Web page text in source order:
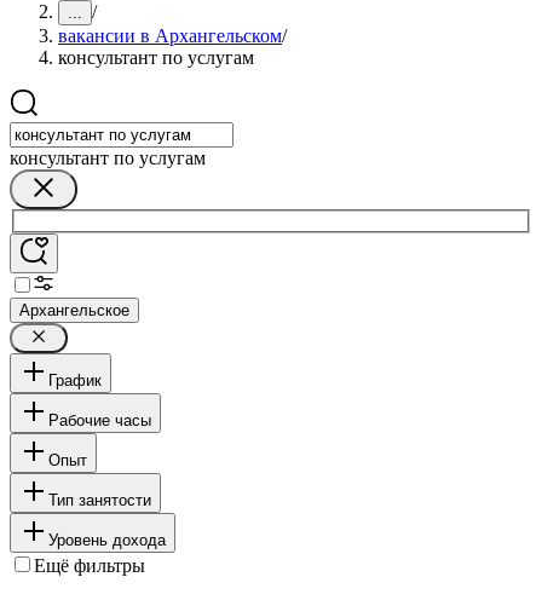
... /
вакансии в Архангельском/
консультант по услугам
консультант по услугам
Архангельское
График
Рабочие часы
Опыт
Тип занятости
Уровень дохода
Ещё фильтры